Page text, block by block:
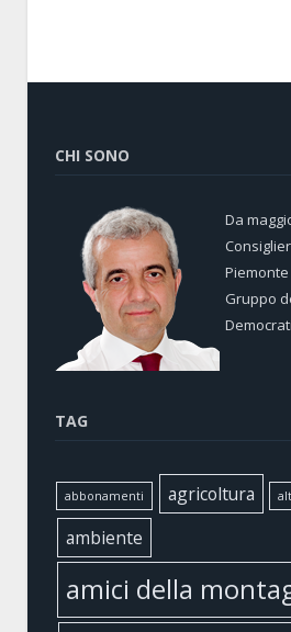
CHI SONO
Da
Gruppo
TAG
abbonamenti agricoltura
ambiente
amici della